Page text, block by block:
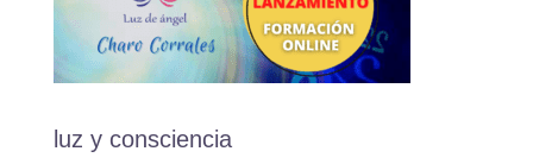
luz y consciencia